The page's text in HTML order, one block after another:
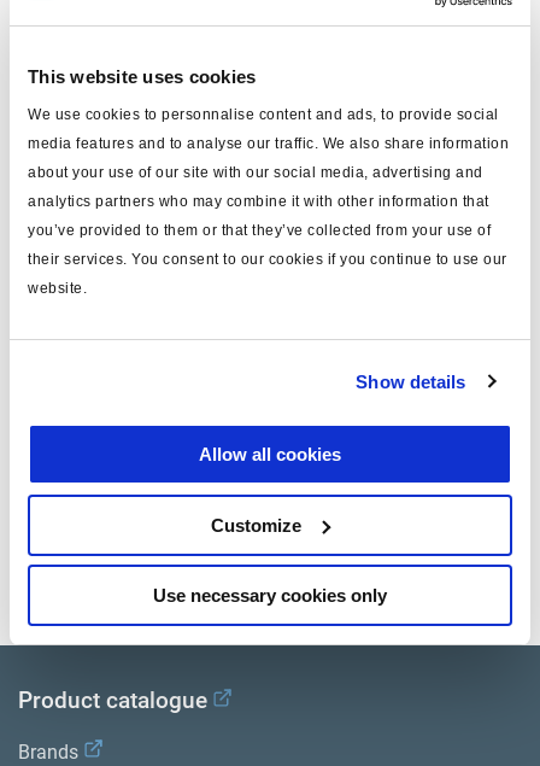
This website uses cookies
We use cookies to personnalise content and ads, to provide social
media features and to analyse our traffic. We also share information
about your use of our site with our social media, advertising and
analytics partners who may combine it with other information that
you’ve provided to them or that they’ve collected from your use of
their services. You consent to our cookies if you continue to use our
website.
Show details
Allow all cookies
Customize
Use necessary cookies only
Technische Daten
Typ
MODAL ja
Länge (m) 0.9
gebaut ja
Dokumente
Sehen Sie sich alle verwandten Publikationen in unserem
Product catalogue
Brands